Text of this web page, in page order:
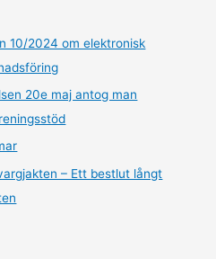
10/2024 om elektronisk
20e maj antog man
– Ett bestlut långt